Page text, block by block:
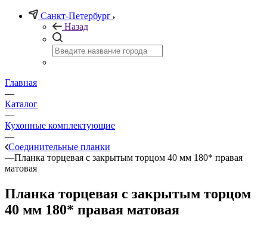
Санкт-Петербург
Назад
Главная
—
Каталог
—
Кухонные комплектующие
—
Соединительные планки
—Планка торцевая с закрытым торцом 40 мм 180* правая
матовая
Планка торцевая с закрытым торцом
40 мм 180* правая матовая